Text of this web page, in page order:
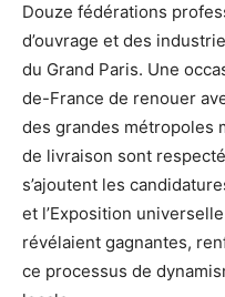
Douze fédérations
d’ouvrage et des
du Grand Paris. Une
de-France de renouer
des grandes métropoles
de livraison sont
s’ajoutent les
et l’Exposition
révélaient gagnantes,
ce processus de